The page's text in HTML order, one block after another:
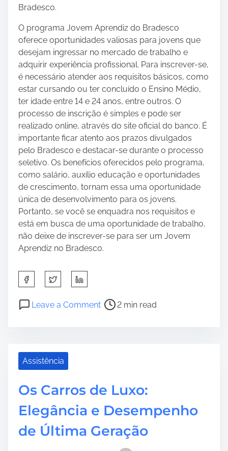
Bradesco.
O programa Jovem Aprendiz do Bradesco
oferece oportunidades valiosas para jovens que
desejam ingressar no mercado de trabalho e
adquirir experiência profissional. Para inscrever-se,
é necessário atender aos requisitos básicos, como
estar cursando ou ter concluído o Ensino Médio,
ter idade entre 14 e 24 anos, entre outros. O
processo de inscrição é simples e pode ser
realizado online, através do site oficial do banco. É
importante ficar atento aos prazos divulgados
pelo Bradesco e destacar-se durante o processo
seletivo. Os benefícios oferecidos pelo programa,
como salário, auxílio educação e oportunidades
de crescimento, tornam essa uma oportunidade
única de desenvolvimento para os jovens.
Portanto, se você se enquadra nos requisitos e
está em busca de uma oportunidade de trabalho,
não deixe de inscrever-se para ser um Jovem
Aprendiz no Bradesco.
h
a
r
p
s
o
Leave a Comment o
e
r
J
P
o
d
e
2 min read
Assistência
Os Carros de Luxo:
Elegância e Desempenho
de Última Geração